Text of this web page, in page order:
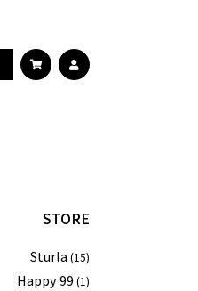
STORE
Sturla (15)
Happy 99 (1)